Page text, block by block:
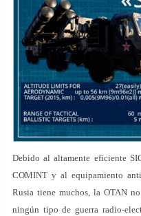
Debido al altamente eficiente
COMINT y al equipamiento
Rusia tiene muchos, la OTAN
ningún tipo de guerra radio-